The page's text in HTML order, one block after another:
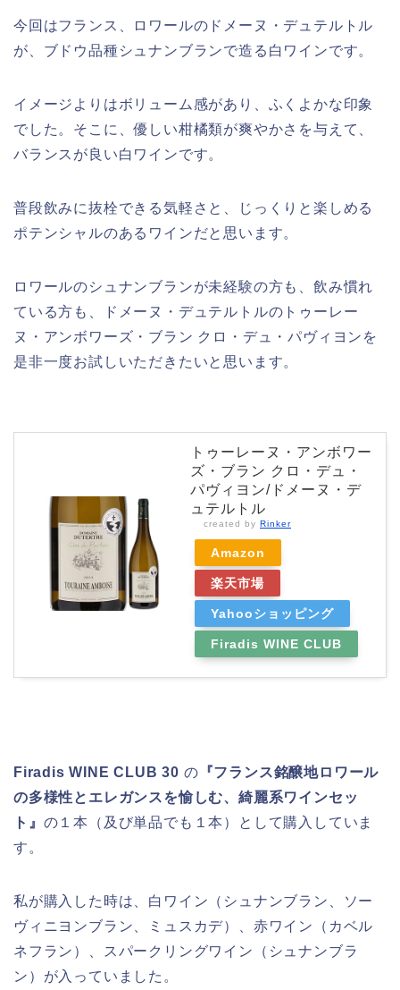
今回はフランス、ロワールのドメーヌ・デュテルトル
が、ブドウ品種シュナンブランで造る白ワインです。
イメージよりはボリューム感があり、ふくよかな印象
でした。そこに、優しい柑橘類が爽やかさを与えて、
バランスが良い白ワインです。
普段飲みに抜栓できる気軽さと、じっくりと楽しめる
ポテンシャルのあるワインだと思います。
ロワールのシュナンブランが未経験の方も、飲み慣れ
ている方も、ドメーヌ・デュテルトルのトゥーレー
ヌ・アンボワーズ・ブラン クロ・デュ・パヴィヨンを
是非一度お試しいただきたいと思います。
トゥーレーヌ・アンボワー
ズ・ブラン クロ・デュ・
パヴィヨン/ドメーヌ・デ
ュテルトル
created by Rinker
Amazon
楽天市場
Yahooショッピング
Firadis WINE CLUB
Firadis WINE CLUB 30 の 『フランス銘醸地ロワール
の多様性とエレガンスを愉しむ、綺麗系ワインセッ
ト』 の１本（及び単品でも１本）として購入していま
す。
私が購入した時は、白ワイン（シュナンブラン、ソー
ヴィニヨンブラン、ミュスカデ）、赤ワイン（カベル
ネフラン）、スパークリングワイン（シュナンブラ
ン）が入っていました。